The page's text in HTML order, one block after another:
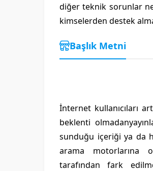
diğer teknik sorunlar
kimselerden destek
Başlık Metni
İnternet kullanıcıları
beklenti
sunduğu içeriği ya da
arama motorlarına
tarafından fark